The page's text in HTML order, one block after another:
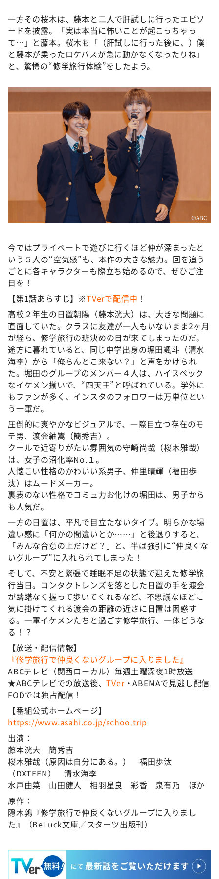
一方その桜木は、藤本と二人で肝試しに行ったエピソ
ードを披露。「実は本当に怖いことが起こっちゃっ
て…」と藤本。桜木も「（肝試しに行った後に、）僕
と藤本が乗ったロケバスが急に動かなくなったりね」
と、驚愕の“修学旅行体験”をしたよう。
©ABC
今ではプライベートで遊びに行くほど仲が深まったと
いう５人の“空気感”も、本作の大きな魅力。回を追う
ごとに各キャラクターも際立ち始めるので、ぜひご注
目を！
【第1話あらすじ】※TVerで配信中 ！
高校２年生の日置朝陽（藤本洸大）は、大きな問題に
直面していた。クラスに友達が一人もいないまま2ヶ月
が経ち、修学旅行の班決めの日が来てしまったのだ。
途方に暮れていると、同じ中学出身の堀田颯斗（清水
海李）から「俺らんとこ来ない？」と声をかけられ
た。堀田のグループのメンバー４人は、ハイスペック
なイケメン揃いで、“四天王”と呼ばれている。学外に
もファンが多く、インスタのフォロワーは万単位とい
う一軍だ。
圧倒的に爽やかなビジュアルで、一際目立つ存在のモ
テ男、渡会紬嵩（簡秀吉）。
クールで近寄りがたい雰囲気の守崎尚哉（桜木雅哉）
は、女子の沼化率No.１。
人懐こい性格のかわいい系男子、仲里晴輝（福田歩
汰）はムードメーカー。
裏表のない性格でコミュ力お化けの堀田は、男子から
も人気だ。
一方の日置は、平凡で目立たないタイプ。明らかな場
違い感に「何かの間違いとか……」と後退りすると、
「みんな合意の上だけど？」と、半ば強引に“仲良くな
いグループ”に入れられてしまった！
そして、不安と緊張で睡眠不足の状態で迎えた修学旅
行当日。コンタクトレンズを落とした日置の手を渡会
が躊躇なく握って歩いてくれるなど、不思議なほどに
気に掛けてくれる渡会の距離の近さに日置は困惑す
る。一軍イケメンたちと過ごす修学旅行、一体どうな
る！？
【放送・配信情報】
『修学旅行で仲良くないグループに入りました』
ABCテレビ（関西ローカル）毎週土曜深夜1時放送
★ABCテレビでの放送後、TVer・ABEMAで見逃し配信
FODでは独占配信！
【番組公式ホームページ】
https://www.asahi.co.jp/schooltrip
出演：
藤本洸大 簡秀吉
桜木雅哉（原因は自分にある。） 福田歩汰
（DXTEEN） 清水海李
水戸由菜 山田健人 相羽星良 彩香 泉有乃 ほか
原作：
隠木鶉『修学旅行で仲良くないグループに入りまし
た』（BeLuck文庫／スターツ出版刊）